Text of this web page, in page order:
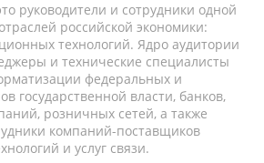
руководители и сотрудники одной
российской экономики:
технологий. Ядро аудитории
и технические специалисты
федеральных и
государственной власти, банков,
розничных сетей, а также
компаний-поставщиков
и услуг связи.